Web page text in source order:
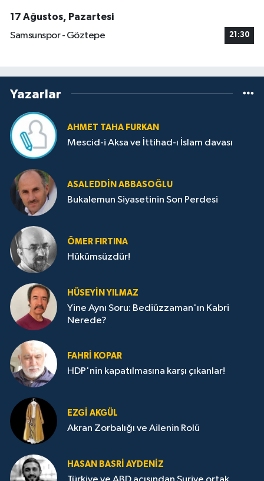
17 Ağustos, Pazartesi
Samsunspor - Göztepe
21:30
Yazarlar
AHMET TAHA FURKAN
Mescid-i Aksa ve İttihad-ı İslam davası
ASALEDDIN ABBASOĞLU
Bukalemun Siyasetinin Son Perdesi
ÖMER FIRTINA
Hükümsüzdür!
HÜSEYIN YILMAZ
Yine Aynı Soru: Bediüzzaman'ın Kabri
Nerede?
FAHRI KOPAR
HDP'nin kapatılmasına karşı çıkanlar!
EZGI AKGÜL
Akran Zorbalığı ve Ailenin Rolü
HASAN BASRI AYDENIZ